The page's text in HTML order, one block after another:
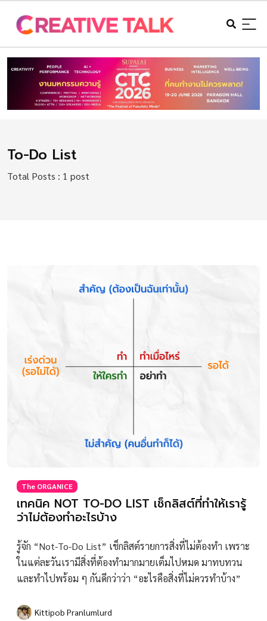
To-Do List
Total Posts : 1 post
The ORGANICE
เทคนิค NOT TO-DO LIST เช็กลิสต์ที่ทำให้เรารู้
ว่าไม่ต้องทำอะไรบ้าง
รู้จัก “Not-To-Do List” เช็กลิสต์รายการสิ่งที่ไม่ต้องทำ เพราะ
ในแต่ละวันเรามีสิ่งที่ต้องทำมากมายเต็มไปหมด มาทบทวน
และทำไปพร้อม ๆ กันดีกว่าว่า “อะไรคือสิ่งที่ไม่ควรทำบ้าง”
Kittipob Pranlumlurd